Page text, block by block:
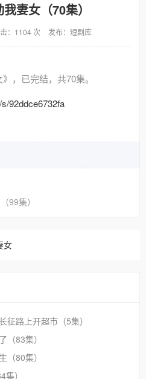
妻女（70集）
：1104 次 发布：短剧库
，已完结，共70集。
92ddce6732fa
99集）
女
征路上开超市（5集）
（83集）
（80集）
）